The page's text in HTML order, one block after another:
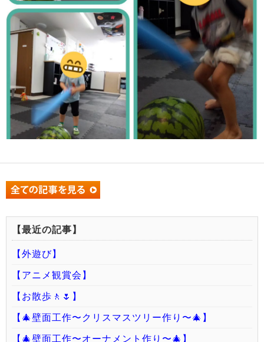
【最近の記事】
【外遊び】
【アニメ観賞会】
【お散歩🚶🌷】
【🎄壁面工作〜クリスマスツリー作り〜🎄】
【🎄壁面工作〜オーナメント作り〜🎄】